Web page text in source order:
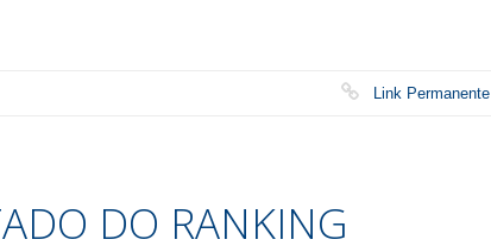
Link Permanente
DO RANKING